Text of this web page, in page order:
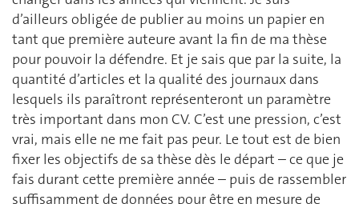
d’ailleurs obligée de publier au moins un papier en
tant que première auteure avant la fin de ma thèse
pour pouvoir la défendre. Et je sais que par la suite, la
quantité d’articles et la qualité des journaux dans
lesquels ils paraîtront représenteront un paramètre
très important dans mon CV. C’est une pression, c’est
vrai, mais elle ne me fait pas peur. Le tout est de bien
fixer les objectifs de sa thèse dès le départ – ce que je
fais durant cette première année – puis de rassembler
suffisamment de données pour être en mesure de